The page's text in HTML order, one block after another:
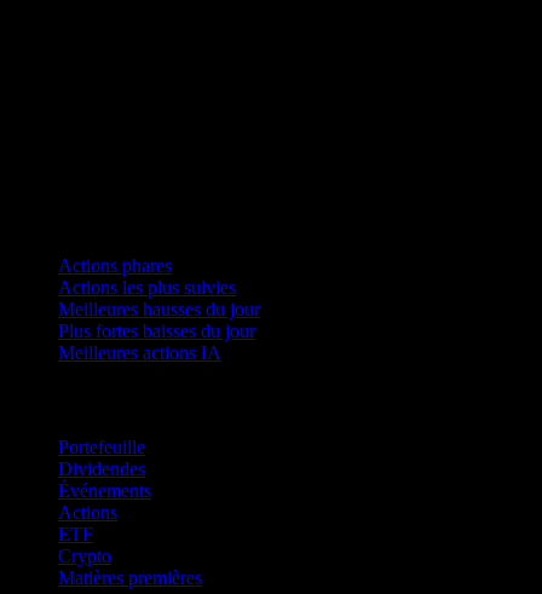
Actions phares
Actions les plus suivies
Meilleures hausses du jour
Plus fortes baisses du jour
Meilleures actions IA
Portefeuille
Dividendes
Événements
Actions
ETF
Crypto
Matières premières